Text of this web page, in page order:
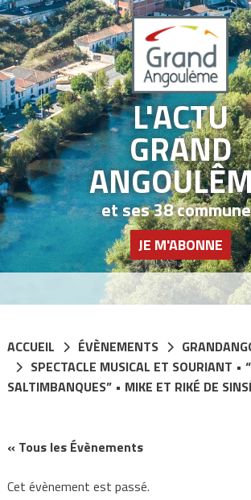
L'ACTU
GRAND
et ses 38
JE M'ABONNE
ACCUEIL ÉVÈNEMENTS
SPECTACLE MUSICAL ET SOURIANT •
SALTIMBANQUES” • MIKE ET RIKÉ DE
« Tous les Évènements
Cet évènement est passé.
Panneau de gestion des cookies